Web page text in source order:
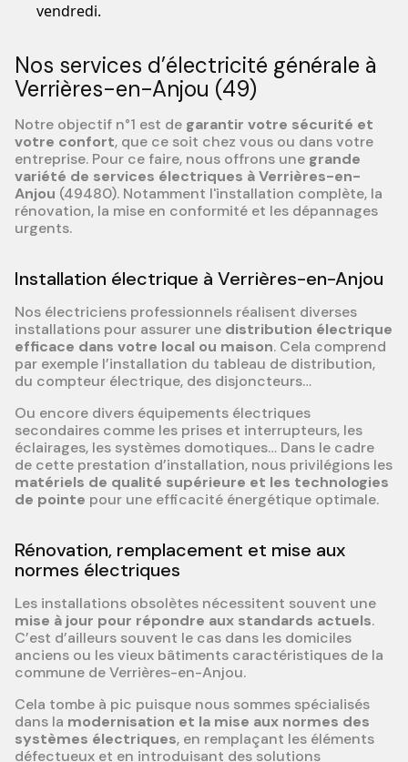
vendredi.
Nos services d’électricité générale à
Verrières-en-Anjou (49)
Notre objectif n°1 est de garantir votre sécurité et
votre confort, que ce soit chez vous ou dans votre
entreprise. Pour ce faire, nous offrons une grande
variété de services électriques à Verrières-en-
Anjou (49480). Notamment l'installation complète, la
rénovation, la mise en conformité et les dépannages
urgents.
Installation électrique à Verrières-en-Anjou
Nos électriciens professionnels réalisent diverses
installations pour assurer une distribution électrique
efficace dans votre local ou maison. Cela comprend
par exemple l’installation du tableau de distribution,
du compteur électrique, des disjoncteurs…
Ou encore divers équipements électriques
secondaires comme les prises et interrupteurs, les
éclairages, les systèmes domotiques… Dans le cadre
de cette prestation d’installation, nous privilégions les
matériels de qualité supérieure et les technologies
de pointe pour une efficacité énergétique optimale.
Rénovation, remplacement et mise aux
normes électriques
Les installations obsolètes nécessitent souvent une
mise à jour pour répondre aux standards actuels.
C’est d’ailleurs souvent le cas dans les domiciles
anciens ou les vieux bâtiments caractéristiques de la
commune de Verrières-en-Anjou.
Cela tombe à pic puisque nous sommes spécialisés
dans la modernisation et la mise aux normes des
systèmes électriques, en remplaçant les éléments
défectueux et en introduisant des solutions